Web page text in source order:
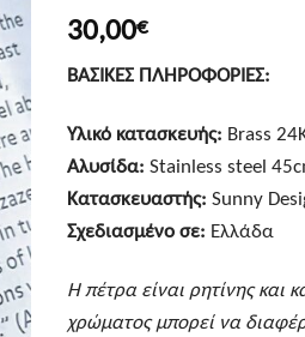
30,00€
ΒΑΣΙΚΕΣ ΠΛΗΡΟΦΟΡΙΕΣ:
Υλικό κατασκευής: Brass
Αλυσίδα: Stainless steel
Κατασκευαστής: Sunny
Σχεδιασμένο σε: Ελλάδα
Η πέτρα είναι ρητίνης και
χρώματος μπορεί να